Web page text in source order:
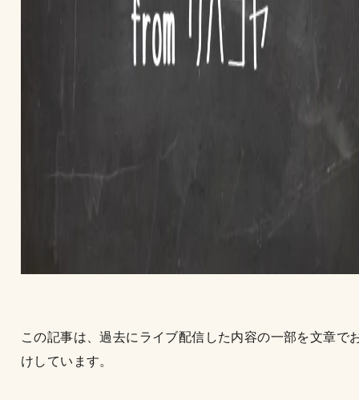
この記事は、過去にライブ配信した内容の一部を文章で
けしています。